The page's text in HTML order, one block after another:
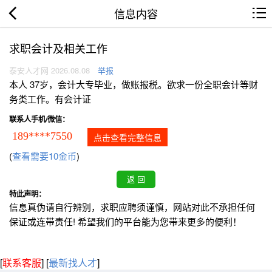
信息内容
求职会计及相关工作
泰安人才网 2026.08.08 举报
本人 37岁，会计大专毕业，做账报税。欲求一份全职会计等财
务类工作。有会计证
联系人手机/微信：
189****7550 点击查看完整信息
(查看需要10金币)
特此声明：
信息真伪请自行辨别，求职应聘须谨慎，网站对此不承担任何
保证或连带责任! 希望我们的平台能为您带来更多的便利！
[联系客服] [最新找人才]